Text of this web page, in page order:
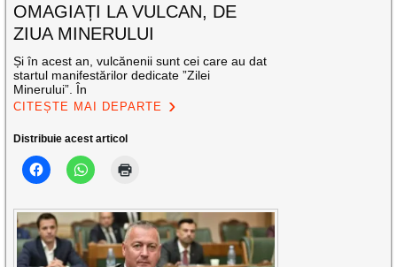
OMAGIAȚI LA VULCAN, DE
ZIUA MINERULUI
Și în acest an, vulcănenii sunt cei care au dat
startul manifestărilor dedicate ”Zilei
Minerului”. În
CITEȘTE MAI DEPARTE
Distribuie acest articol